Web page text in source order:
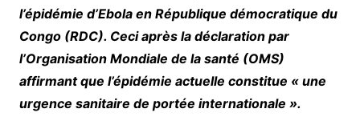
l’épidémie d’Ebola en République démocratique du
Congo (RDC). Ceci après la déclaration par
l’Organisation Mondiale de la santé (OMS)
affirmant que l’épidémie actuelle constitue « une
urgence sanitaire de portée internationale ».